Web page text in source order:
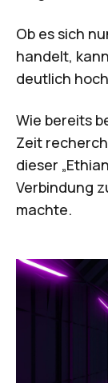
Ob es sich
handelt,
deutlich
Wie bereits
Zeit
dieser „
Verbindung
machte.